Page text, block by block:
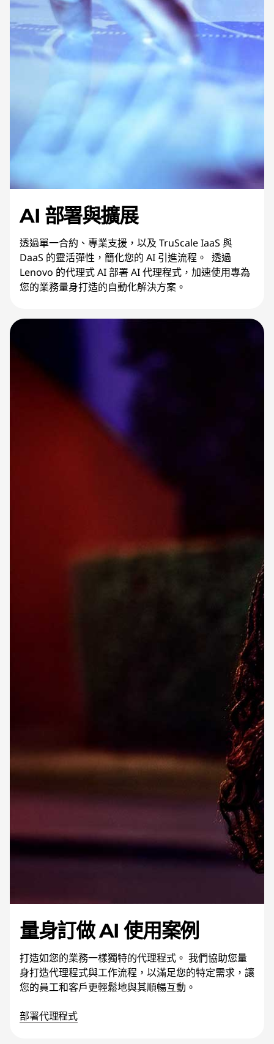
AI 部署與擴展
透過單一合約、專業支援，以及 TruScale IaaS 與
DaaS 的靈活彈性，簡化您的 AI 引進流程。 透過
Lenovo 的代理式 AI 部署 AI 代理程式，加速使用專為
您的業務量身打造的自動化解決方案。
量身訂做 AI 使用案例
打造如您的業務一樣獨特的代理程式。 我們協助您量
身打造代理程式與工作流程，以滿足您的特定需求，讓
您的員工和客戶更輕鬆地與其順暢互動。
部署代理程式